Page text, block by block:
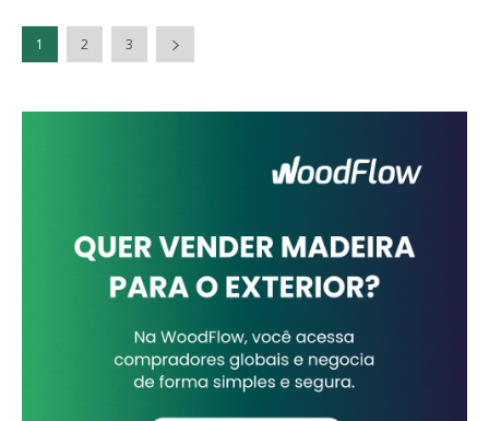
1 2 3